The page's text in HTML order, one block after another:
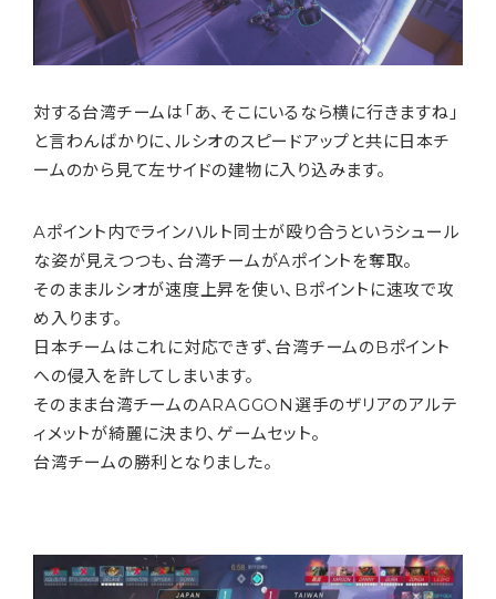
対する台湾チームは「あ、そこにいるなら横に行きますね」
と言わんばかりに、ルシオのスピードアップと共に日本チ
ームのから見て左サイドの建物に入り込みます。
Aポイント内でラインハルト同士が殴り合うというシュール
な姿が見えつつも、台湾チームがAポイントを奪取。
そのままルシオが速度上昇を使い、Bポイントに速攻で攻
め入ります。
日本チームはこれに対応できず、台湾チームのBポイント
への侵入を許してしまいます。
そのまま台湾チームのARAGGON選手のザリアのアルテ
ィメットが綺麗に決まり、ゲームセット。
台湾チームの勝利となりました。